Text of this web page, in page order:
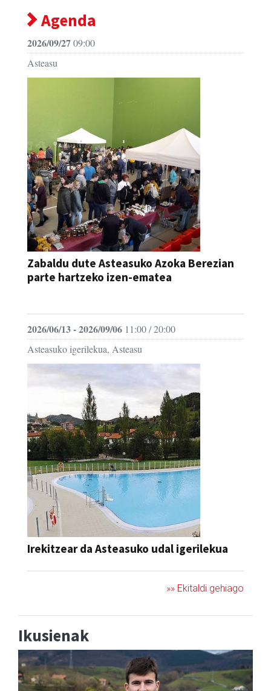
Agenda
2026/09/2709:00
Asteasu
Zabaldu dute Asteasuko Azoka Berezian
parte hartzeko izen-ematea
2026/06/13 - 2026/09/06 11:00 / 20:00
Asteasuko igerilekua, Asteasu
Irekitzear da Asteasuko udal igerilekua
»» Ekitaldi gehiago
Ikusienak